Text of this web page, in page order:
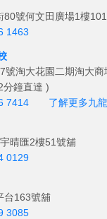
80號何文田廣場1樓
1463
號淘大花園二期淘大
分鐘直達 )
7414
了解更多九
晴匯2樓51號舖
0129
台163號舖
3085